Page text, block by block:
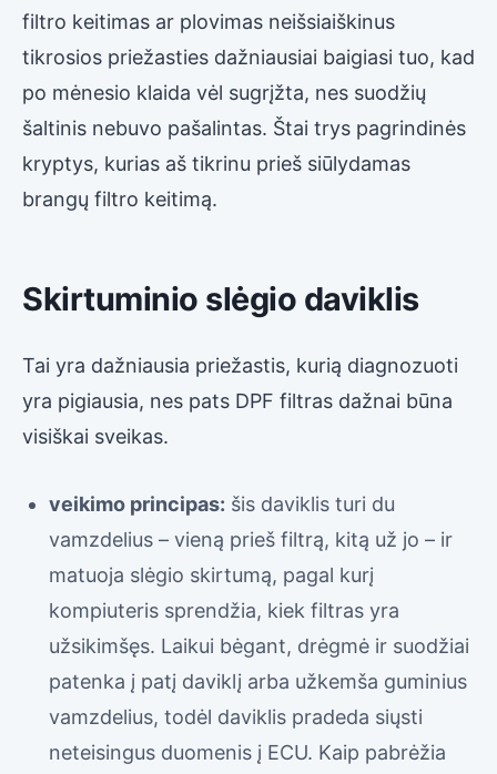
filtro keitimas ar plovimas neišsiaiškinus
tikrosios priežasties dažniausiai baigiasi tuo, kad
po mėnesio klaida vėl sugrįžta, nes suodžių
šaltinis nebuvo pašalintas. Štai trys pagrindinės
kryptys, kurias aš tikrinu prieš siūlydamas
brangų filtro keitimą.
Skirtuminio slėgio daviklis
Tai yra dažniausia priežastis, kurią diagnozuoti
yra pigiausia, nes pats DPF filtras dažnai būna
visiškai sveikas.
veikimo principas: šis daviklis turi du
vamzdelius – vieną prieš filtrą, kitą už jo – ir
matuoja slėgio skirtumą, pagal kurį
kompiuteris sprendžia, kiek filtras yra
užsikimšęs. Laikui bėgant, drėgmė ir suodžiai
patenka į patį daviklį arba užkemša guminius
vamzdelius, todėl daviklis pradeda siųsti
neteisingus duomenis į ECU. Kaip pabrėžia